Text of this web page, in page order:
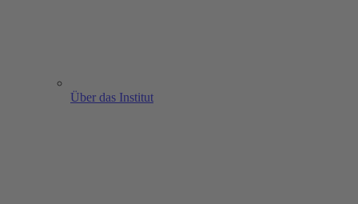
Über das Institut